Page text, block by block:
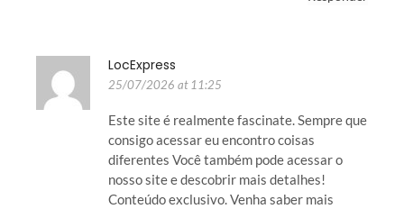
LocExpress
25/07/2026 at 11:25
Este site é realmente fascinate. Sempre que
consigo acessar eu encontro coisas
diferentes Você também pode acessar o
nosso site e descobrir mais detalhes!
Conteúdo exclusivo. Venha saber mais